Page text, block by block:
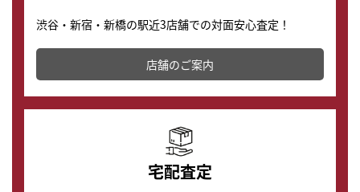
渋谷・新宿・新橋の駅近3店舗での対面安心査定！
その場で現金買取致します。渋谷本店では、時計販売の
店舗を併設しており、下取りに出してお得に新しい時計
の購入もできます♪
店舗のご案内
宅配査定